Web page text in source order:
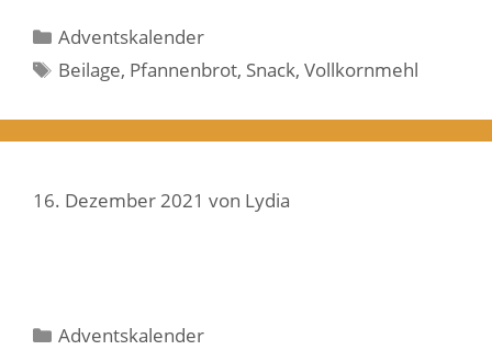
Kategorien
Adventskalender
Schlagwörter
Beilage, Pfannenbrot, Snack,Vollkornmehl
16. Dezember 2021 von Lydia
Kategorien
Adventskalender